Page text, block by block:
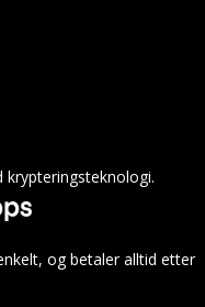
krypteringsteknologi.
og betaler alltid etter